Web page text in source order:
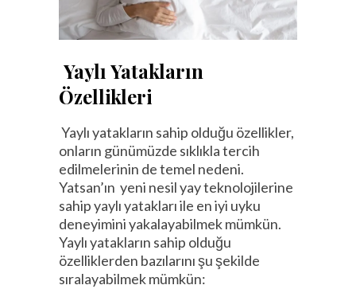
Yaylı Yatakların
Özellikleri
Yaylı yatakların sahip olduğu özellikler,
onların günümüzde sıklıkla tercih
edilmelerinin de temel nedeni.
Yatsan’ın yeni nesil yay teknolojilerine
sahip yaylı yatakları ile en iyi uyku
deneyimini yakalayabilmek mümkün.
Yaylı yatakların sahip olduğu
özelliklerden bazılarını şu şekilde
sıralayabilmek mümkün: